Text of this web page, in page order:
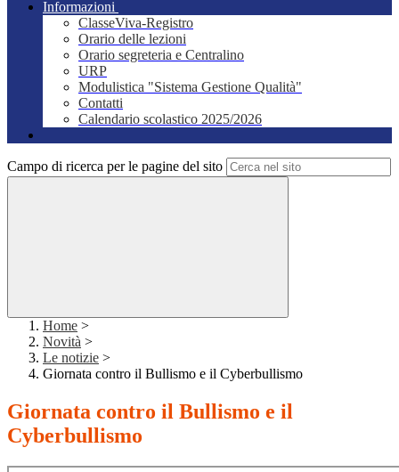
Informazioni
ClasseViva-Registro
Orario delle lezioni
Orario segreteria e Centralino
URP
Modulistica "Sistema Gestione Qualità"
Contatti
Calendario scolastico 2025/2026
Campo di ricerca per le pagine del sito
Home >
Novità >
Le notizie >
Giornata contro il Bullismo e il Cyberbullismo
Giornata contro il Bullismo e il
Cyberbullismo